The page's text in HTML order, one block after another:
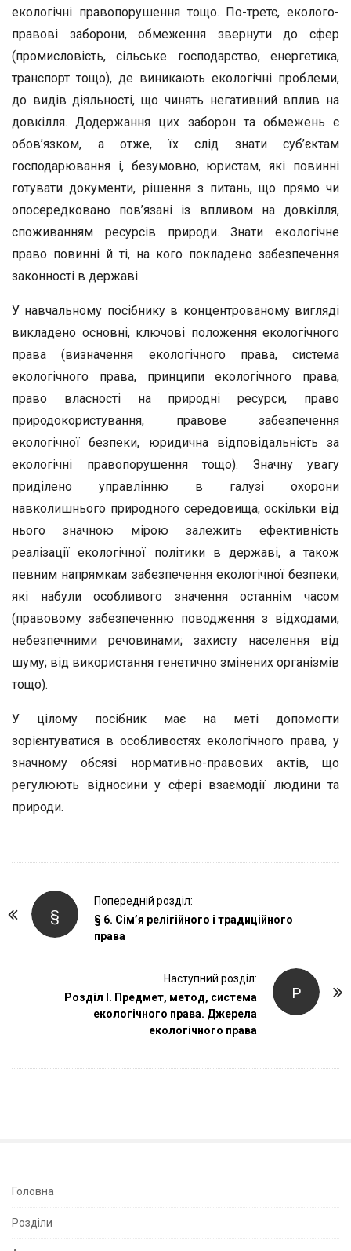
екологічні правопорушення тощо. По-третє, еколого-
правові заборони, обмеження звернути до сфер
(промисловість, сільське господарство, енергетика,
транспорт тощо), де виникають екологічні проблеми,
до видів діяльності, що чинять негативний вплив на
довкілля. Додержання цих заборон та обмежень є
обов’язком, а отже, їх слід знати суб’єктам
господарювання і, безумовно, юристам, які повинні
готувати документи, рішення з питань, що прямо чи
опосередковано пов’язані із впливом на довкілля,
споживанням ресурсів природи. Знати екологічне
право повинні й ті, на кого покладено забезпечення
законності в державі.
У навчальному посібнику в концентрованому вигляді
викладено основні, ключові положення екологічного
права (визначення екологічного права, система
екологічного права, принципи екологічного права,
право власності на природні ресурси, право
природокористування, правове забезпечення
екологічної безпеки, юридична відповідальність за
екологічні правопорушення тощо). Значну увагу
приділено управлінню в галузі охорони
навколишнього природного середовища, оскільки від
нього значною мірою залежить ефективність
реалізації екологічної політики в державі, а також
певним напрямкам забезпечення екологічної безпеки,
які набули особливого значення останнім часом
(правовому забезпеченню поводження з відходами,
небезпечними речовинами; захисту населення від
шуму; від використання генетично змінених організмів
тощо).
У цілому посібник має на меті допомогти
зорієнтуватися в особливостях екологічного права, у
значному обсязі нормативно-правових актів, що
регулюють відносини у сфері взаємодії людини та
природи.
§
Попередній розділ:
§ 6. Сім’я релігійного і традиційного
права
Р
Наступний розділ:
Розділ І. Предмет, метод, система
екологічного права. Джерела
екологічного права
S
Головна
Розділи